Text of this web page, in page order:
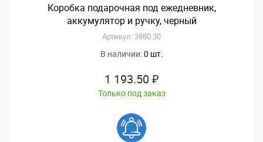
Коробка подарочная под ежедневник,
аккумулятор и ручку, черный
Артикул: 3880.30
В наличии:0 шт.
1 193.50 ₽
Только под заказ